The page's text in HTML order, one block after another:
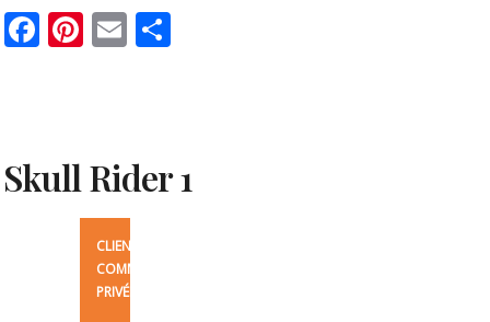
Facebook
Pinterest
Email
Skull Rider 1
CLIENT:
COMMANDE
PRIVÉE